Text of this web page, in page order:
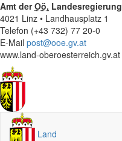
Amt derOö. Landesregierung
4021 Linz • Landhausplatz 1
Telefon (+43 732) 77 20-0
E-Mail post@ooe.gv.at
www.land-oberoesterreich.gv.at
Land